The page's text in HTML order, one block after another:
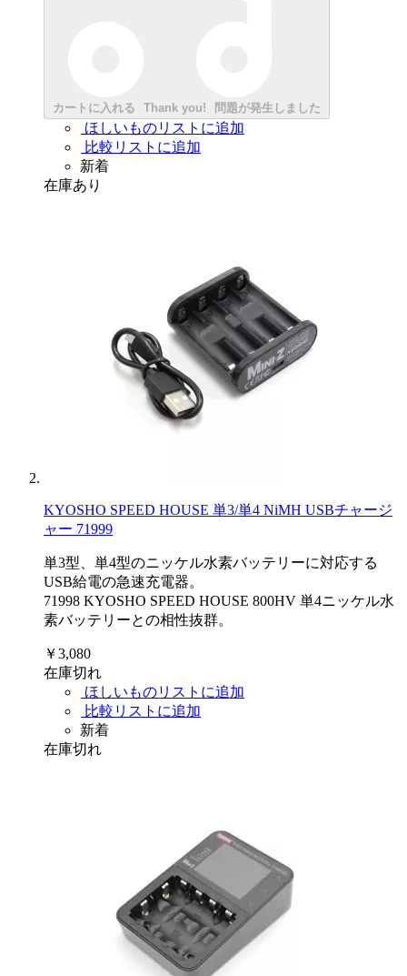
カートに入れる Thank you! 問題が発生しました
ほしいものリストに追加
比較リストに追加
新着
在庫あり
KYOSHO SPEED HOUSE 単3/単4 NiMH USBチャージ
ャー 71999
単3型、単4型のニッケル水素バッテリーに対応する
USB給電の急速充電器。
71998 KYOSHO SPEED HOUSE 800HV 単4ニッケル水
素バッテリーとの相性抜群。
￥3,080
在庫切れ
ほしいものリストに追加
比較リストに追加
新着
在庫切れ